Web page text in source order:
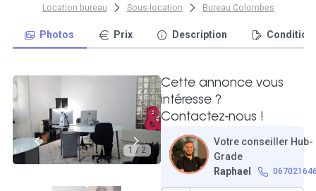
Location bureau Sous-location Bureau Colombes
Photos Prix Description
1 / 2
Cette annonce vous
intéresse ?
Contactez-nous !
Votre conseiller Hub-
Grade
Raphael